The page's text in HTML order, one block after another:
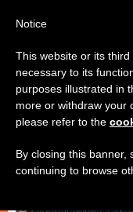
الكنيسة والعالم
Notice
This website or its
necessary to its
purposes illustrated in
more or withdraw your
please refer to the
By closing this banner,
continuing to browse